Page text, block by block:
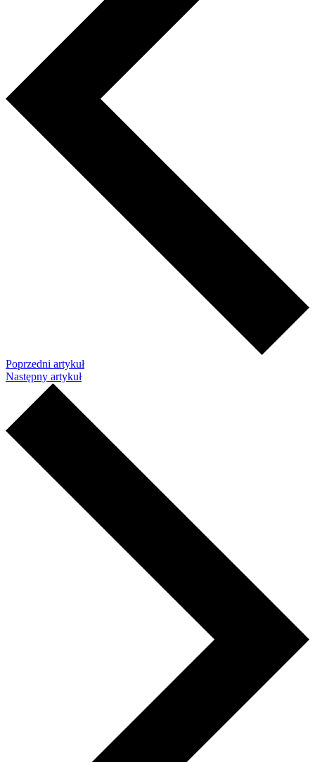
Poprzedni artykuł
Następny artykuł